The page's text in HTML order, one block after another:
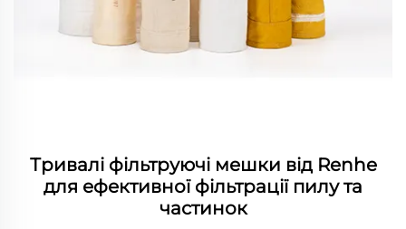
Тривалі фільтруючі мешки від Renhe
для ефективної фільтрації пилу та
частинок